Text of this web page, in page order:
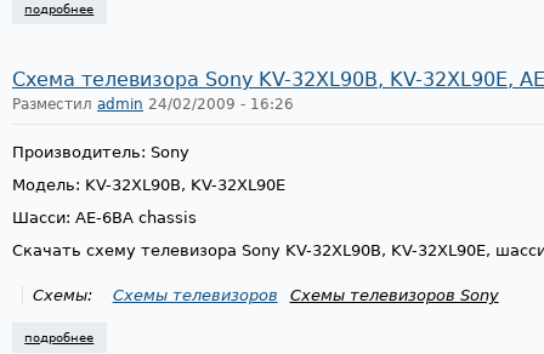
подробнее
Схема телевизора Sony KV-32XL90B, KV-32XL90E,
Разместил admin 24/02/2009 - 16:26
Производитель: Sony
Модель: KV-32XL90B, KV-32XL90E
Шасси: AE-6BA chassis
Скачать схему телевизора Sony KV-32XL90B, KV-32XL90E,
Схемы: Схемы телевизоров Схемы телевизоров Sony
подробнее